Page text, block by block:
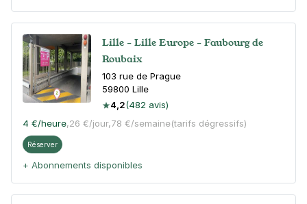
Lille - Lille Europe - Faubourg de
Roubaix
103 rue de Prague
59800 Lille
4,2(482 avis)
4 €/heure,26 €/jour,78 €/semaine(tarifs dégressifs)
Réserver
+ Abonnements disponibles